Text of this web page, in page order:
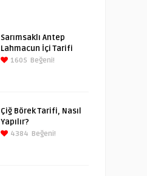
Sarımsaklı Antep
Lahmacun İçi Tarifi
1605 Beğeni!
Çiğ Börek Tarifi, Nasıl
Yapılır?
4384 Beğeni!